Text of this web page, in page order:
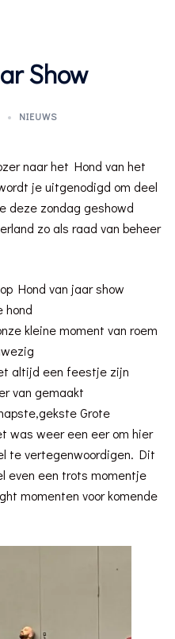
Show
NIEUWS
naar het Hond van het
je uitgenodigd om deel
deze zondag geshowd
zo als raad van beheer
Hond van jaar show
hond
kleine moment van roem
altijd een feestje zijn
van gemaakt
Grote
was weer een eer om hier
te vertegenwoordigen. Dit
even een trots momentje
momenten voor komende